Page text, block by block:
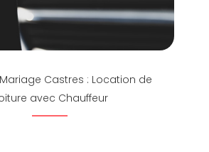
Castres : Location de
avec Chauffeur